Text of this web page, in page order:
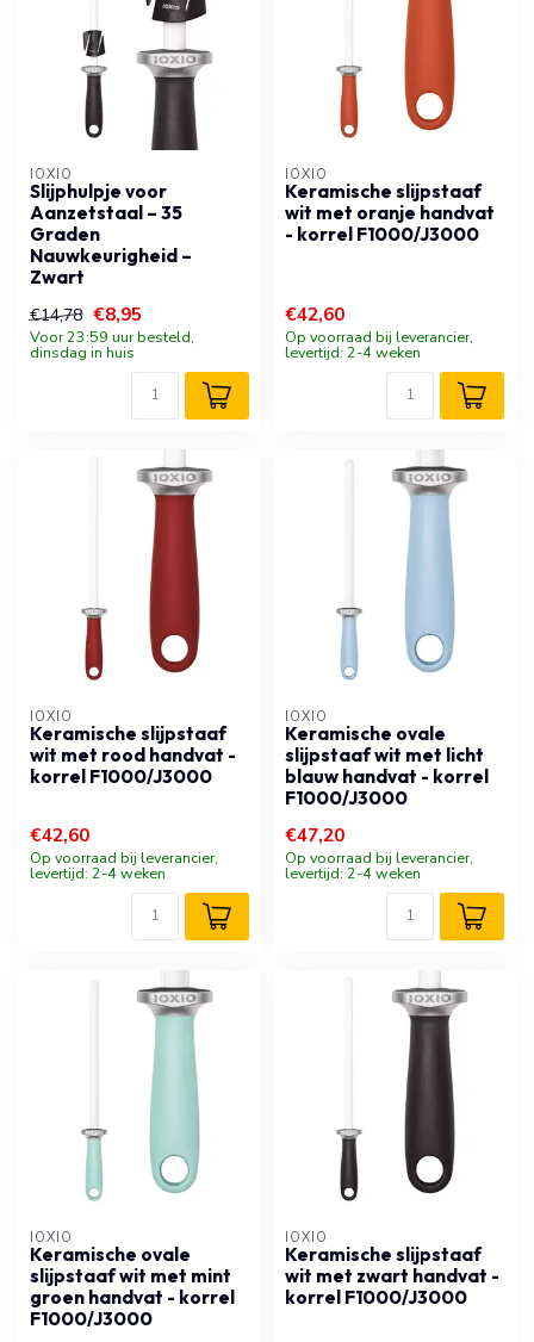
IOXIO
Slijphulpje voor
Aanzetstaal – 35
Graden
Nauwkeurigheid –
Zwart
€14,78 €8,95
Voor 23:59 uur besteld,
dinsdag in huis
IOXIO
Keramische slijpstaaf
wit met oranje handvat
- korrel F1000/J3000
€42,60
Op voorraad bij leverancier,
levertijd: 2-4 weken
IOXIO
Keramische slijpstaaf
wit met rood handvat -
korrel F1000/J3000
€42,60
Op voorraad bij leverancier,
levertijd: 2-4 weken
IOXIO
Keramische ovale
slijpstaaf wit met licht
blauw handvat - korrel
F1000/J3000
€47,20
Op voorraad bij leverancier,
levertijd: 2-4 weken
IOXIO
Keramische ovale
slijpstaaf wit met mint
groen handvat - korrel
F1000/J3000
IOXIO
Keramische slijpstaaf
wit met zwart handvat -
korrel F1000/J3000